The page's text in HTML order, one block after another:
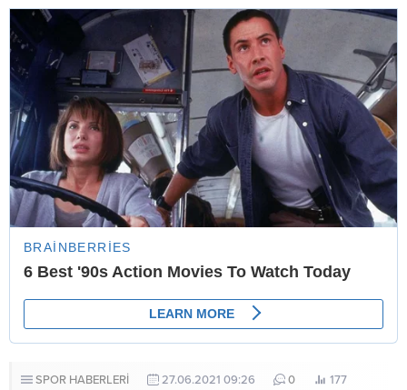
SPOR HABERLERİ 27.06.2021 09:26 0 177